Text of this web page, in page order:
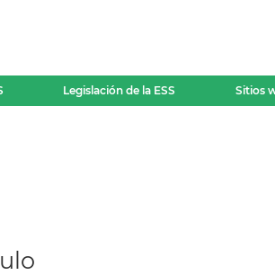
Legislación de la ESS Sitios